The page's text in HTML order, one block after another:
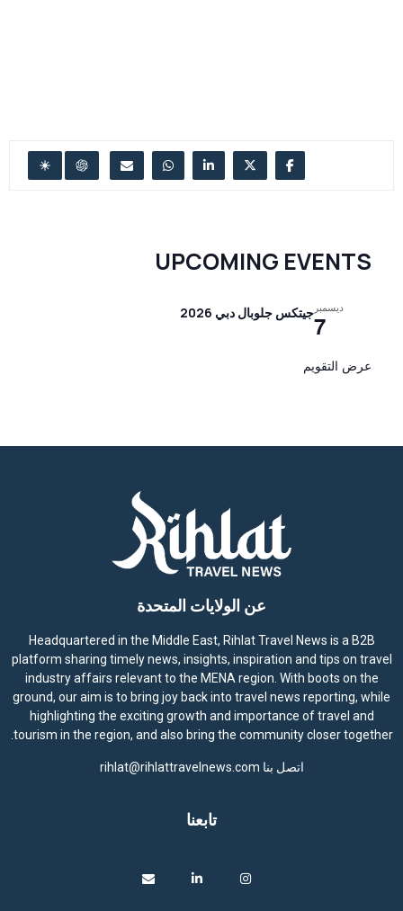
UPCOMING EVENTS
ديسمبر
7جيتكس جلوبال دبي 2026
عرض التقويم
عن الولايات المتحدة
Headquartered in the Middle East, Rihlat Travel News is a B2B
platform sharing timely news, insights, inspiration and tips on travel
industry affairs relevant to the MENA region. With boots on the
ground, our aim is to bring joy back into travel news reporting, while
highlighting the exciting growth and importance of travel and
tourism in the region, and also bring the community closer together.
اتصل بنا rihlat@rihlattravelnews.com
تابعنا